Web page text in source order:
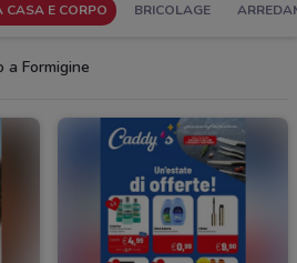
CASA E CORPO BRICOLAGE
a Formigine